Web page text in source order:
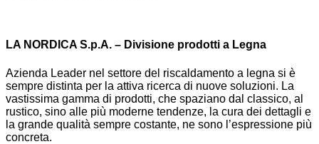
LA NORDICA S.p.A. – Divisione prodotti a Legna
Azienda Leader nel settore del riscaldamento a legna si è
sempre distinta per la attiva ricerca di nuove soluzioni. La
vastissima gamma di prodotti, che spaziano dal classico, al
rustico, sino alle più moderne tendenze, la cura dei dettagli e
la grande qualità sempre costante, ne sono l’espressione più
concreta.